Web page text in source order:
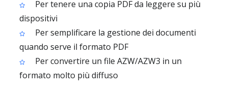
Per tenere una copia PDF da leggere su più
dispositivi
Per semplificare la gestione dei documenti
quando serve il formato PDF
Per convertire un file AZW/AZW3 in un
formato molto più diffuso